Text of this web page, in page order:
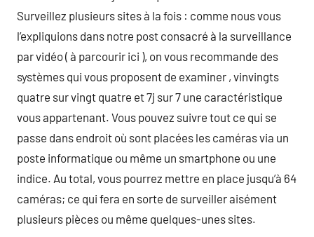
Surveillez plusieurs sites à la fois : comme nous vous
l’expliquions dans notre post consacré à la surveillance
par vidéo ( à parcourir ici ), on vous recommande des
systèmes qui vous proposent de examiner , vinvingts
quatre sur vingt quatre et 7j sur 7 une caractéristique
vous appartenant. Vous pouvez suivre tout ce qui se
passe dans endroit où sont placées les caméras via un
poste informatique ou même un smartphone ou une
indice. Au total, vous pourrez mettre en place jusqu’à 64
caméras; ce qui fera en sorte de surveiller aisément
plusieurs pièces ou même quelques-unes sites.